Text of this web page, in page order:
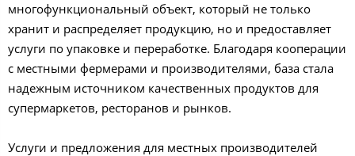
многофункциональный объект, который не только
хранит и распределяет продукцию, но и предоставляет
услуги по упаковке и переработке. Благодаря кооперации
с местными фермерами и производителями, база стала
надежным источником качественных продуктов для
супермаркетов, ресторанов и рынков.
Услуги и предложения для местных производителей